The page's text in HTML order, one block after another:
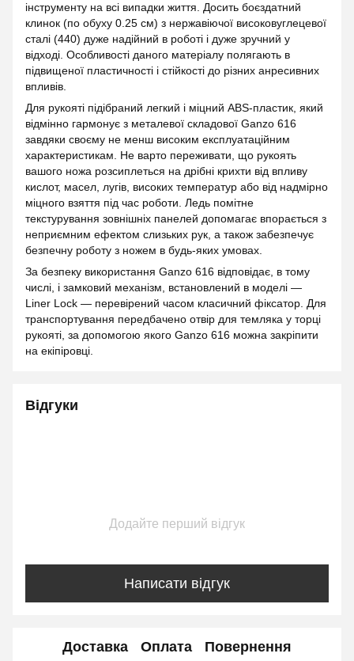
інструменту на всі випадки життя. Досить боєздатний
клинок (по обуху 0.25 см) з нержавіючої високовуглецевої
сталі (440) дуже надійний в роботі і дуже зручний у
відході. Особливості даного матеріалу полягають в
підвищеної пластичності і стійкості до різних анресивних
впливів.
Для рукояті підібраний легкий і міцний ABS-пластик, який
відмінно гармонує з металевої складової Ganzo 616
завдяки своєму не менш високим експлуатаційним
характеристикам. Не варто переживати, що рукоять
вашого ножа розсиплеться на дрібні крихти від впливу
кислот, масел, лугів, високих температур або від надмірно
міцного взяття під час роботи. Ледь помітне
текстурування зовнішніх панелей допомагає впорається з
неприємним ефектом слизьких рук, а також забезпечує
безпечну роботу з ножем в будь-яких умовах.
За безпеку використання Ganzo 616 відповідає, в тому
числі, і замковий механізм, встановлений в моделі —
Liner Lock — перевірений часом класичний фіксатор. Для
транспортування передбачено отвір для темляка у торці
рукояті, за допомогою якого Ganzo 616 можна закріпити
на екіпіровці.
Відгуки
Додайте перший відгук
Написати відгук
Доставка Оплата Повернення